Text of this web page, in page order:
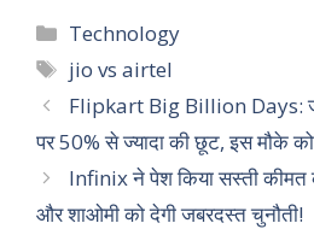
Categories
Technology
Tags
jio vs airtel
Flipkart Big Billion Days:
पर 50% से ज्यादा की छूट, इस मौके
Infinix ने पेश किया सस्ती
और शाओमी को देगी जबरदस्त चुनौती!